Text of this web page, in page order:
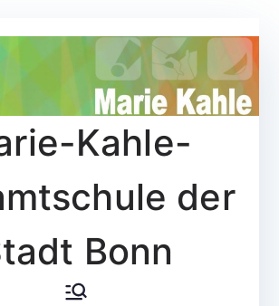
Kahle-
der
Bonn